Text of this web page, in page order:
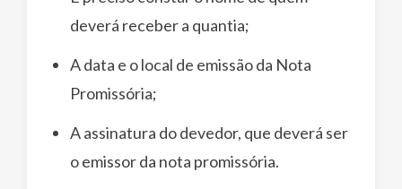
deverá receber a quantia;
A data e o local de emissão da Nota
Promissória;
A assinatura do devedor, que deverá ser
o emissor da nota promissória.